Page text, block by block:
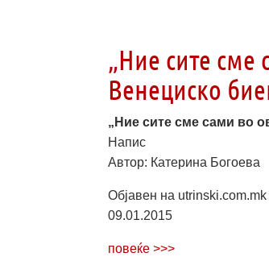
„Ние сите сме
Венециско
„Ние сите сме сами во
Напис
Автор: Катерина Богоева
Објавен на utrinski.com.mk
09.01.2015
повеќе >>>